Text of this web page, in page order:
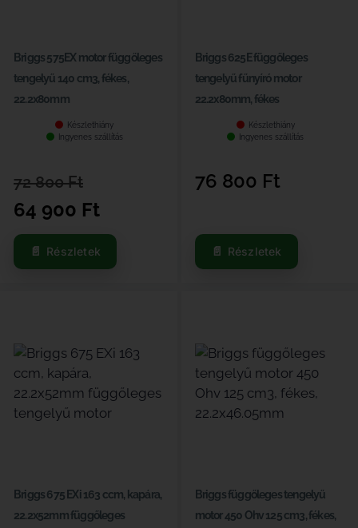
Briggs 575EX motor függőleges
tengelyű 140 cm3, fékes,
22.2x80mm
Készlethiány
Ingyenes szállítás
72 800Ft
64 900 Ft
Részletek
Briggs 625E függőleges
tengelyű fűnyíró motor
22.2x80mm, fékes
Készlethiány
Ingyenes szállítás
76 800 Ft
Részletek
Briggs 675 EXi 163 ccm, kapára,
22.2x52mm függőleges
Briggs függőleges tengelyű
motor 450 Ohv 125 cm3, fékes,